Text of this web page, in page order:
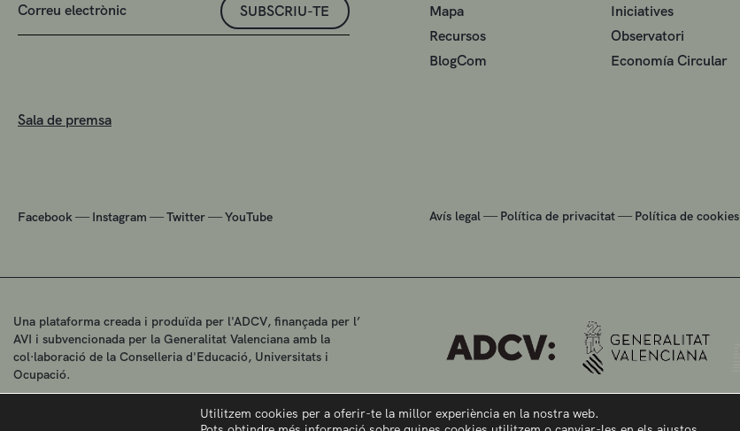
SUBSCRIU-TE
Sala de premsa
Facebook — Instagram —Twitter—YouTube
Mapa
Iniciatives
Recursos
Observatori
BlogCom
Economía Circular
Avís legal — Política de privacitat— Política de cookies
Una plataforma creada i produïda per l'ADCV, finançada per l’
AVI i subvencionada per la Generalitat Valenciana amb la
col·laboració de la Conselleria d'Educació, Universitats i
Ocupació.
Utilitzem cookies per a oferir-te la millor experiència en la nostra web.